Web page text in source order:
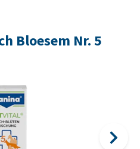
Bloesem Nr. 5